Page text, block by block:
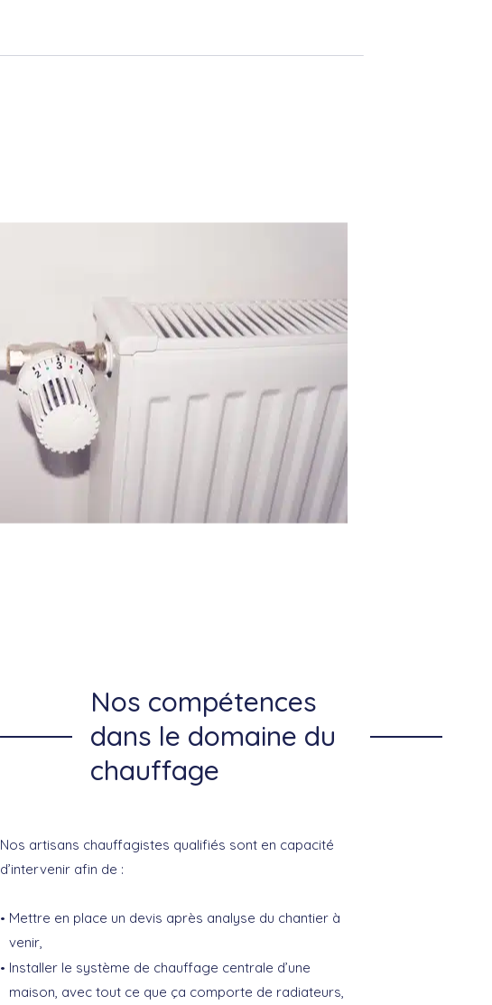
Nos compétences
dans le domaine du
chauffage
Nos artisans chauffagistes qualifiés sont en capacité
d’intervenir afin de :
Mettre en place un devis après analyse du chantier à
venir,
Installer le système de chauffage centrale d’une
maison, avec tout ce que ça comporte de radiateurs,